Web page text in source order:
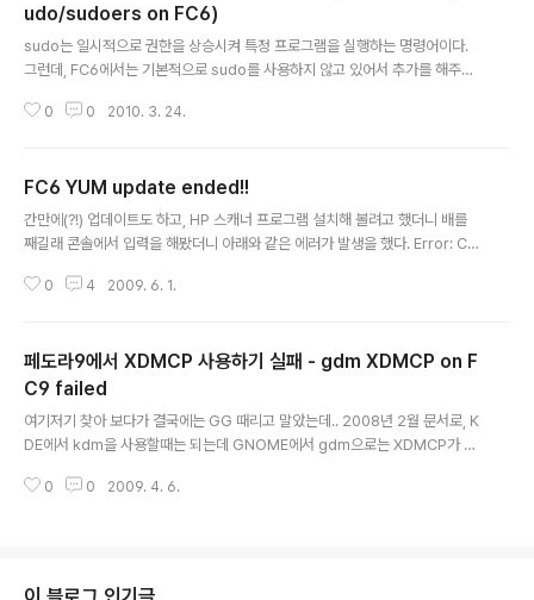
udo/sudoers on FC6)
sudo는 일시적으로 권한을 상승시켜 특정 프로그램을 실행하는 명령어이다.
그런데, FC6에서는 기본적으로 sudo를 사용하지 않고 있어서 추가를 해주어
hich users can run what software on ## which machines (the sud
ction may have other options added to it. ## ## Allow root to run
any commands a..
0 0 2010. 3. 24.
FC6 YUM update ended!!
간만에(?!) 업데이트도 하고, HP 스캐너 프로그램 설치해 볼려고 했더니 배를
째길래 콘솔에서 입력을 해봤더니 아래와 같은 에러가 발생을 했다. Error: Ca
pository가 종료되었으니 FC10으로 갈아 타라고 되어있다.. 미네랄 ㄱ- 게다
nf /etc/yum.repos.d 에 yum 관련 설정파일들이 존재한다.
0 4 2009. 6. 1.
페도라9에서 XDMCP 사용하기 실패 - gdm XDMCP on F
C9 failed
여기저기 찾아 보다가 결국에는 GG 때리고 말았는데.. 2008년 2월 문서로, K
DE에서 kdm을 사용할때는 되는데 GNOME에서 gdm으로는 XDMCP가 열
를 하던가 해야겠다.. 아니면.. FC6에서는 제대로 되려나.. [링크 : http://foru
0 0 2009. 4. 6.